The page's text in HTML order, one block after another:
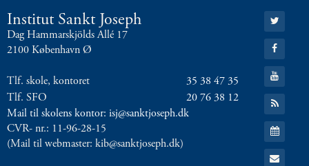
6.2:
Musikskolens
undervisere
6.3:
Tilmeldingprocedure
til
musikskolen
6.4:
Generelle
&
betingelser
Institut Sankt Joseph
Dag Hammarskjölds Allé 17
2100 København Ø
Tlf. skole, kontoret
35 38 47 35
Tlf. SFO
20 76 38 12
Mail til skolens kontor: isj@sanktjoseph.dk
CVR- nr.: 11-96-28-15
(Mail til webmaster: kib@sanktjoseph.dk)
Gå
til:
Twitter
Gå
til:
Facebook
Gå
til:
YouTube
Gå
til:
RSS
feed
Gå
til:
Kalender
Gå